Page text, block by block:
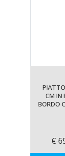
CM IN
BORDO
€